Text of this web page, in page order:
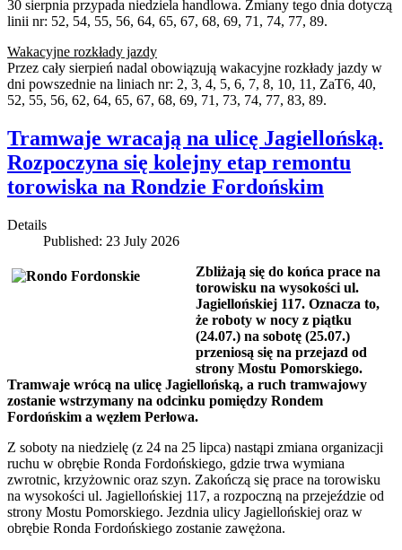
30 sierpnia przypada niedziela handlowa. Zmiany tego dnia dotyczą
linii nr: 52, 54, 55, 56, 64, 65, 67, 68, 69, 71, 74, 77, 89.
Wakacyjne rozkłady jazdy
Przez cały sierpień nadal obowiązują wakacyjne rozkłady jazdy w
dni powszednie na liniach nr: 2, 3, 4, 5, 6, 7, 8, 10, 11, ZaT6, 40,
52, 55, 56, 62, 64, 65, 67, 68, 69, 71, 73, 74, 77, 83, 89.
Tramwaje wracają na ulicę Jagiellońską.
Rozpoczyna się kolejny etap remontu
torowiska na Rondzie Fordońskim
Details
Published: 23 July 2026
Zbliżają się do końca prace na
torowisku na wysokości ul.
Jagiellońskiej 117. Oznacza to,
że roboty w nocy z piątku
(24.07.) na sobotę (25.07.)
przeniosą się na przejazd od
strony Mostu Pomorskiego.
Tramwaje wrócą na ulicę Jagiellońską, a ruch tramwajowy
zostanie wstrzymany na odcinku pomiędzy Rondem
Fordońskim a węzłem Perłowa.
Z soboty na niedzielę (z 24 na 25 lipca) nastąpi zmiana organizacji
ruchu w obrębie Ronda Fordońskiego, gdzie trwa wymiana
zwrotnic, krzyżownic oraz szyn. Zakończą się prace na torowisku
na wysokości ul. Jagiellońskiej 117, a rozpoczną na przejeździe od
strony Mostu Pomorskiego. Jezdnia ulicy Jagiellońskiej oraz w
obrębie Ronda Fordońskiego zostanie zawężona.